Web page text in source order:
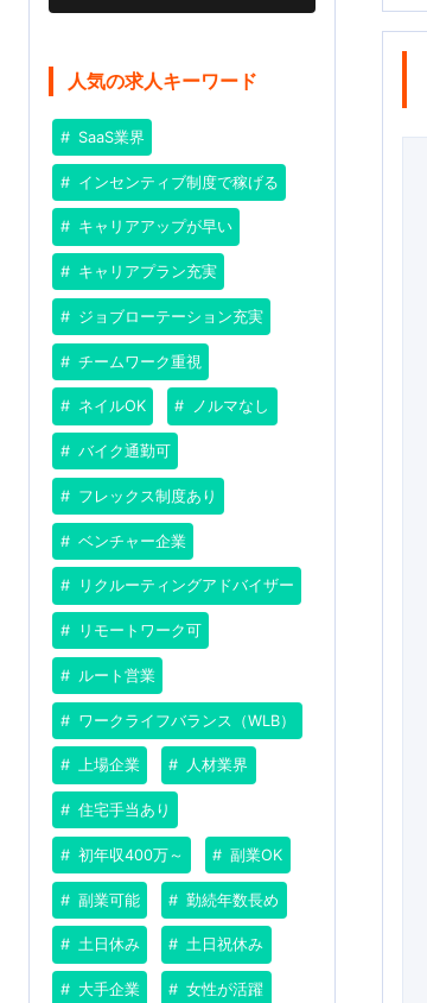
人気の求人キーワード
SaaS業界
インセンティブ制度で稼げる
キャリアアップが早い
キャリアプラン充実
ジョブローテーション充実
チームワーク重視
ネイルOK ノルマなし
バイク通勤可
フレックス制度あり
ベンチャー企業
リクルーティングアドバイザー
リモートワーク可
ルート営業
ワークライフバランス（WLB）
上場企業 人材業界
住宅手当あり
初年収400万～ 副業OK
副業可能 勤続年数長め
土日休み 土日祝休み
大手企業 女性が活躍